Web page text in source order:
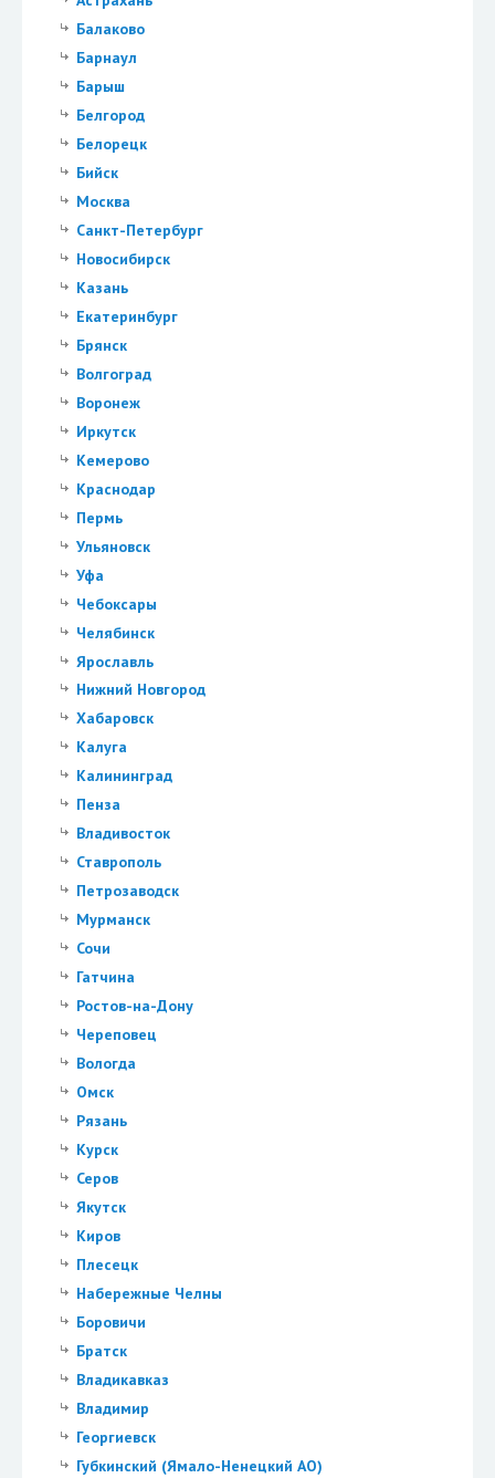
Балаково
Барнаул
Барыш
Белгород
Белорецк
Бийск
Москва
Санкт-Петербург
Новосибирск
Казань
Екатеринбург
Брянск
Волгоград
Воронеж
Иркутск
Кемерово
Краснодар
Пермь
Ульяновск
Уфа
Чебоксары
Челябинск
Ярославль
Нижний Новгород
Хабаровск
Калуга
Калининград
Пенза
Владивосток
Ставрополь
Петрозаводск
Мурманск
Сочи
Гатчина
Ростов-на-Дону
Череповец
Вологда
Омск
Рязань
Курск
Серов
Якутск
Киров
Плесецк
Набережные Челны
Боровичи
Братск
Владикавказ
Владимир
Георгиевск
Губкинский (Ямало-Ненецкий АО)